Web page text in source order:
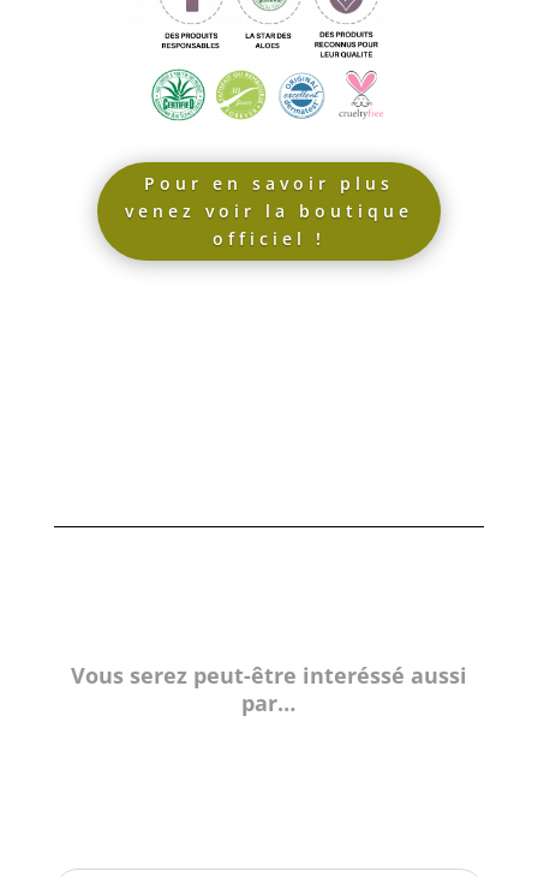
Pour en savoir plus
venez voir la boutique
officiel !
Vous serez peut-être interéssé aussi
par…